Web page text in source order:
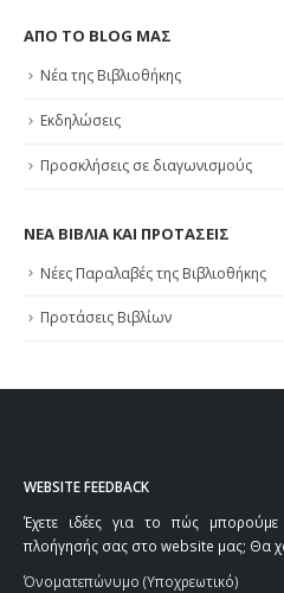
ΑΠΟ ΤΟ BLOG ΜΑΣ
Νέα της Βιβλιοθήκης
Εκδηλώσεις
Προσκλήσεις σε διαγωνισμούς
ΝΕΑ ΒΙΒΛΙΑ ΚΑΙ ΠΡΟΤΑΣΕΙΣ
Νέες Παραλαβές της Βιβλιοθήκης
Προτάσεις Βιβλίων
WEBSITE FEEDBACK
Έχετε ιδέες για το πώς
πλοήγησής σας στο website μας; Θα
Όνοματεπώνυμο (Υποχρεωτικό)